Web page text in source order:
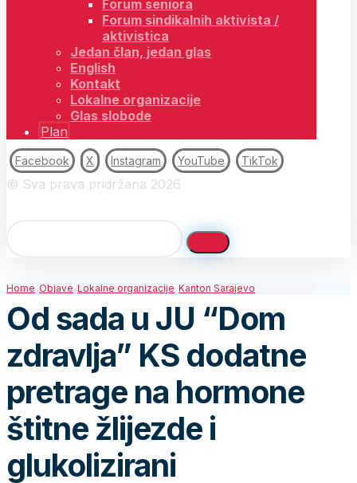
Forum seniora
Forum sindikalnih aktivista /
aktivistica
Jedan član, jedan glas
English
Kontakt
Lokalne organizacije
Glas slobode
Plan
Facebook X Instagram YouTube TikTok
© Sva prava pridržana 2026
Home Objave Lokalne organizacije Kanton Sarajevo
Od sada u JU “Dom
zdravlja” KS dodatne
pretrage na hormone
štitne žlijezde i
glukolizirani